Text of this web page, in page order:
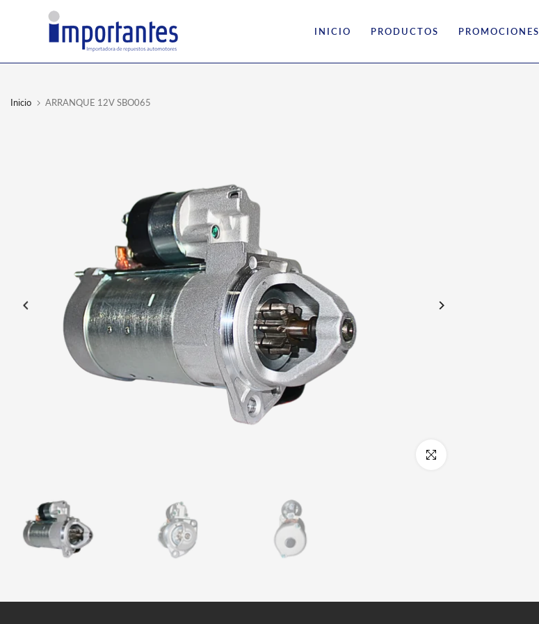
contenido
INICIO PRODUCTOS PROMOCIONES
Inicio ARRANQUE 12V SBO065
Click para aumentar